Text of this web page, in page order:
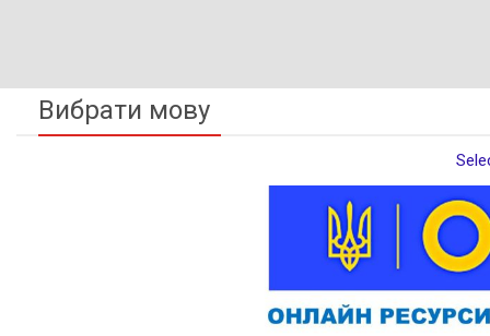
Вибрати мову